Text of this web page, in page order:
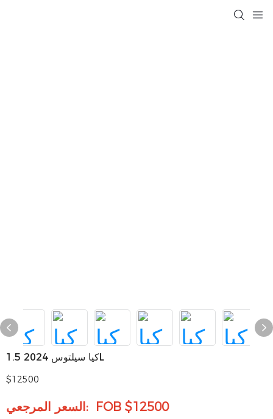
كيا سيلتوس 2024 1.5L
$12500
السعر المرجعي: FOB $12500